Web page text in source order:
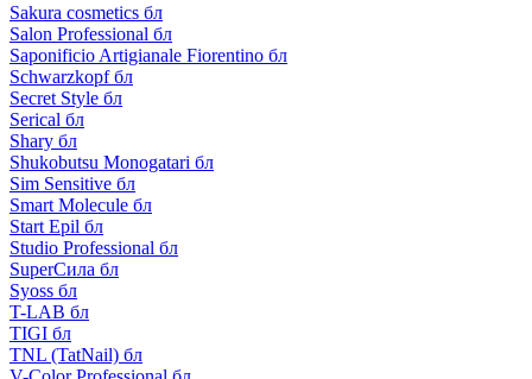
Sakura cosmetics бл
Salon Professional бл
Saponificio Artigianale Fiorentino бл
Schwarzkopf бл
Secret Style бл
Serical бл
Shary бл
Shukobutsu Monogatari бл
Sim Sensitive бл
Smart Molecule бл
Start Epil бл
Studio Professional бл
SuperСила бл
Syoss бл
T-LAB бл
TIGI бл
TNL (TatNail) бл